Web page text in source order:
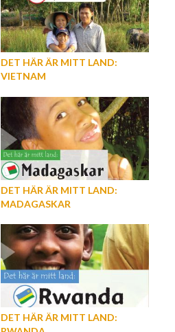
DET HÄR ÄR MITT LAND:
VIETNAM
DET HÄR ÄR MITT LAND:
MADAGASKAR
DET HÄR ÄR MITT LAND: